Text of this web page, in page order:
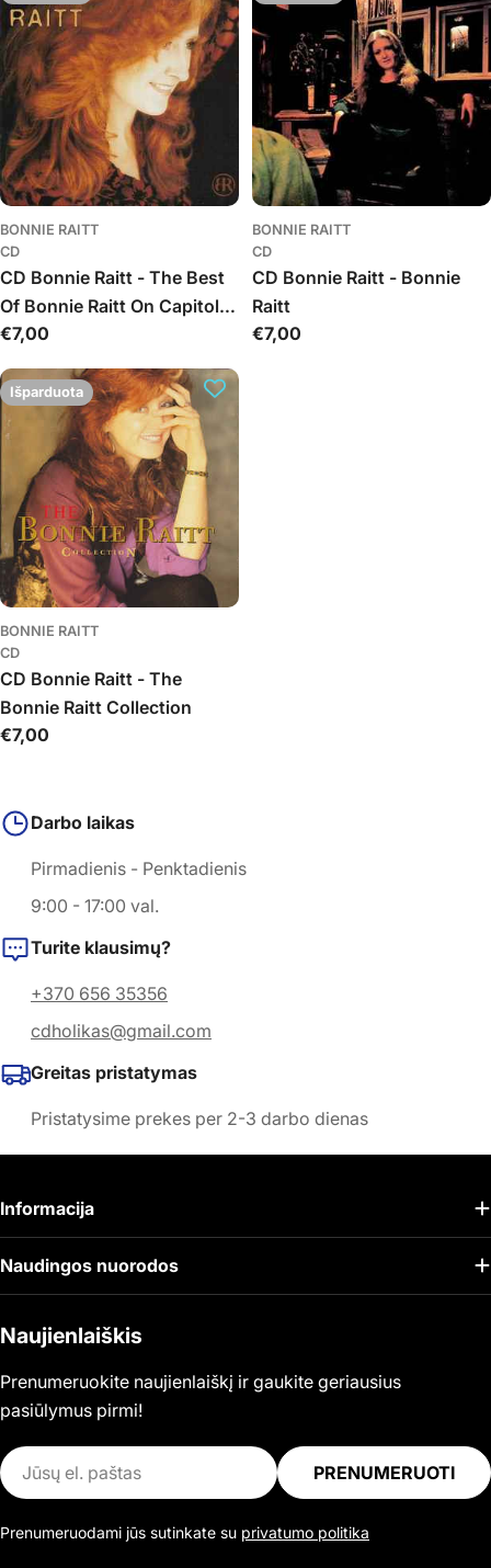
BONNIE RAITT
CD
CD Bonnie Raitt - The Best
Of Bonnie Raitt On Capitol
1989-2003
Įprasta
€7,00
BONNIE RAITT
CD
CD Bonnie Raitt - Bonnie
Raitt
Įprasta
€7,00
Išparduota
BONNIE RAITT
CD
CD Bonnie Raitt - The
Bonnie Raitt Collection
Įprasta
€7,00
Darbo laikas
Pirmadienis - Penktadienis
9:00 - 17:00 val.
Turite klausimų?
+370 656 35356
cdholikas@gmail.com
Greitas pristatymas
Pristatysime prekes per 2-3 darbo dienas
Naujienlaiškis
Prenumeruokite naujienlaiškį ir gaukite geriausius
pasiūlymus pirmi!
El.
paštas
PRENUMERUOTI
Prenumeruodami jūs sutinkate su privatumo politika
Informacija
Naudingos nuorodos